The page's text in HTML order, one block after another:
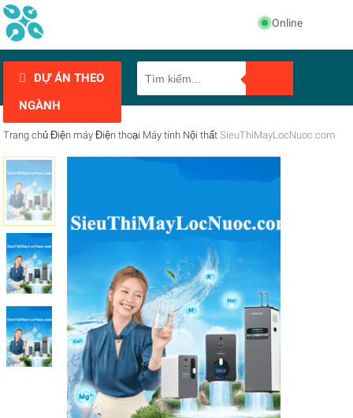
Online
DỰ ÁN THEO
NGÀNH
Trang chủ Điện máy Điện thoại Máy tính Nội thất SieuThiMayLocNuoc.com